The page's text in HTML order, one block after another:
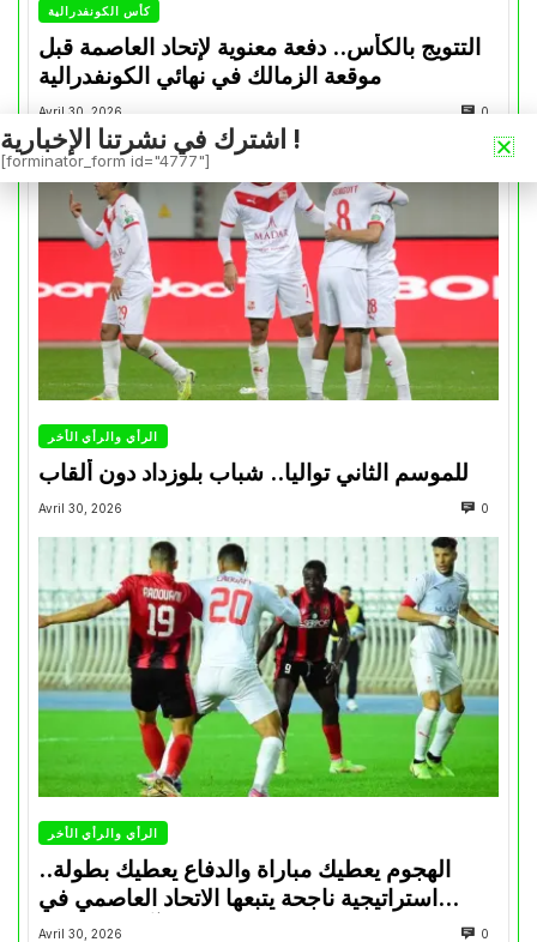
كأس الكونفدرالية
التتويج بالكأس.. دفعة معنوية لإتحاد العاصمة قبل
موقعة الزمالك في نهائي الكونفدرالية
Avril 30, 2026 0
الرأي والرأي الأخر
للموسم الثاني تواليا.. شباب بلوزداد دون ألقاب
Avril 30, 2026 0
الرأي والرأي الأخر
الهجوم يعطيك مباراة والدفاع يعطيك بطولة..
استراتيجية ناجحة يتبعها الاتحاد العاصمي في
تتويجاته آخر السنوات
Avril 30, 2026 0
اشترك في نشرتنا الإخبارية !
[forminator_form id="4777"]